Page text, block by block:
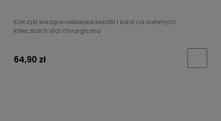
Kolczyki wiszące niebieskie kwiatki i koral na srebrnych
kółeczkach stal chirurgiczna
64,90 zł